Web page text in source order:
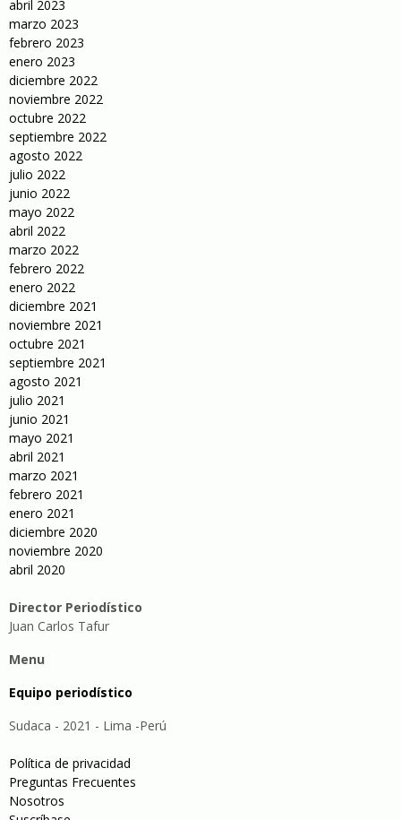
abril 2023
marzo 2023
febrero 2023
enero 2023
diciembre 2022
noviembre 2022
octubre 2022
septiembre 2022
agosto 2022
julio 2022
junio 2022
mayo 2022
abril 2022
marzo 2022
febrero 2022
enero 2022
diciembre 2021
noviembre 2021
octubre 2021
septiembre 2021
agosto 2021
julio 2021
junio 2021
mayo 2021
abril 2021
marzo 2021
febrero 2021
enero 2021
diciembre 2020
noviembre 2020
abril 2020
Director Periodístico
Juan Carlos Tafur
Menu
Equipo periodístico
Sudaca - 2021 - Lima -Perú
Política de privacidad
Preguntas Frecuentes
Nosotros